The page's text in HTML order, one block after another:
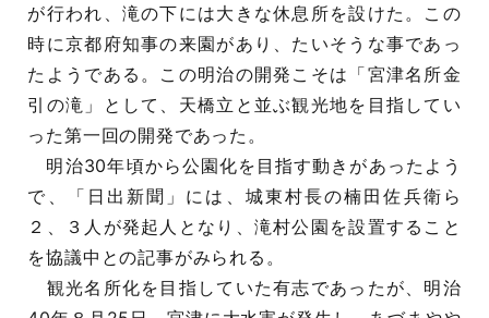
が行われ、滝の下には大きな休息所を設けた。この
時に京都府知事の来園があり、たいそうな事であっ
たようである。この明治の開発こそは「宮津名所金
引の滝」として、天橋立と並ぶ観光地を目指してい
った第一回の開発であった。
明治30年頃から公園化を目指す動きがあったよう
で、「日出新聞」には、城東村長の楠田佐兵衛ら
２、３人が発起人となり、滝村公園を設置すること
を協議中との記事がみられる。
観光名所化を目指していた有志であったが、明治